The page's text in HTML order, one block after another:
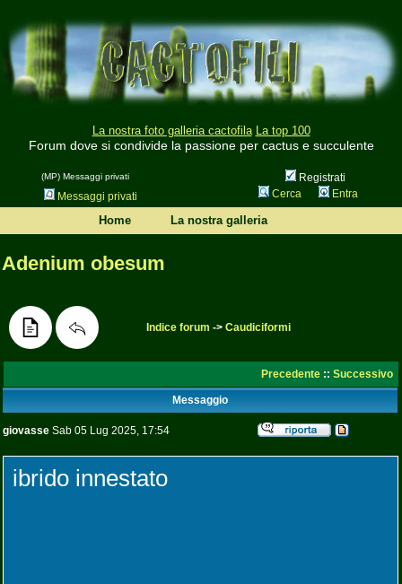
La nostra foto galleria cactofila La top 100
Forum dove si condivide la passione per cactus e succulente
(MP) Messaggi privati
Registrati
Messaggi privati
Cerca Entra
Home La nostra galleria
Adenium obesum
Indice forum -> Caudiciformi
Precedente :: Successivo
Messaggio
giovasse Sab 05 Lug 2025, 17:54
ibrido innestato